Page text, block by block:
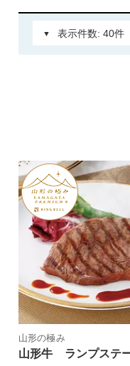
山形の極み
山形牛 ランプステ